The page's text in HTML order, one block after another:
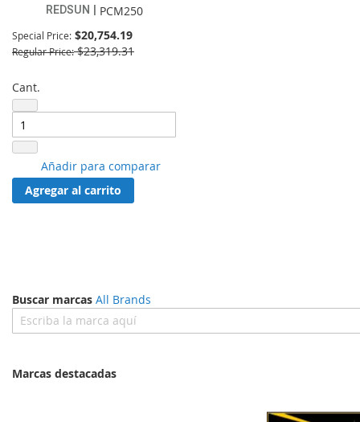
REDSUN PCM250
Special Price $20,754.19
Regular Price $23,319.31
Cant.
Añadir
a
lista
Añadir para comparar
Agregar al carrito
Buscar marcas All Brands
Marcas destacadas